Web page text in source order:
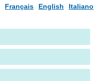
Italiano
English
Français